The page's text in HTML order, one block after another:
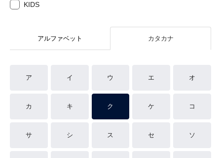
KIDS
アルファベット カタカナ
ア イ ウ エ オ
カ キ ク ケ コ
サ シ ス セ ソ